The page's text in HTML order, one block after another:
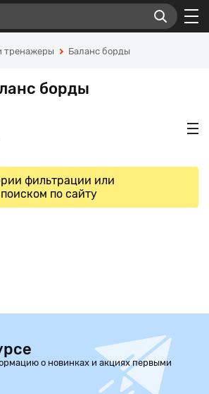
тренажеры Баланс борды
борды
фильтрации или
по сайту
о новинках и акциях первыми